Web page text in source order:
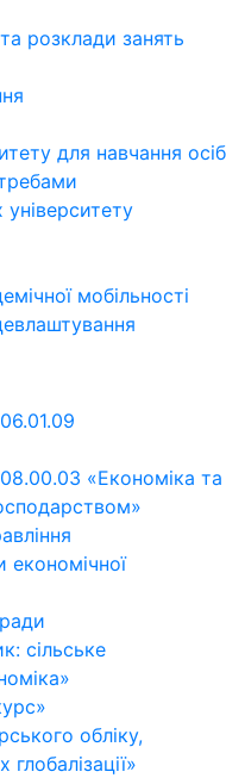
розклади занять
для навчання осіб
мобільності
«Економіка та
сільське
обліку,